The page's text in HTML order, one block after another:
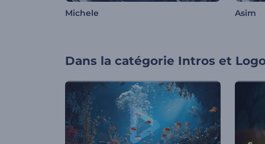
Michele Asim
Dans la catégorie Intros et